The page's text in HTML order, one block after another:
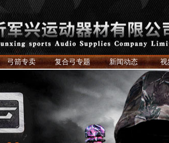
弓箭专卖 复合弓专题 新闻动态 视